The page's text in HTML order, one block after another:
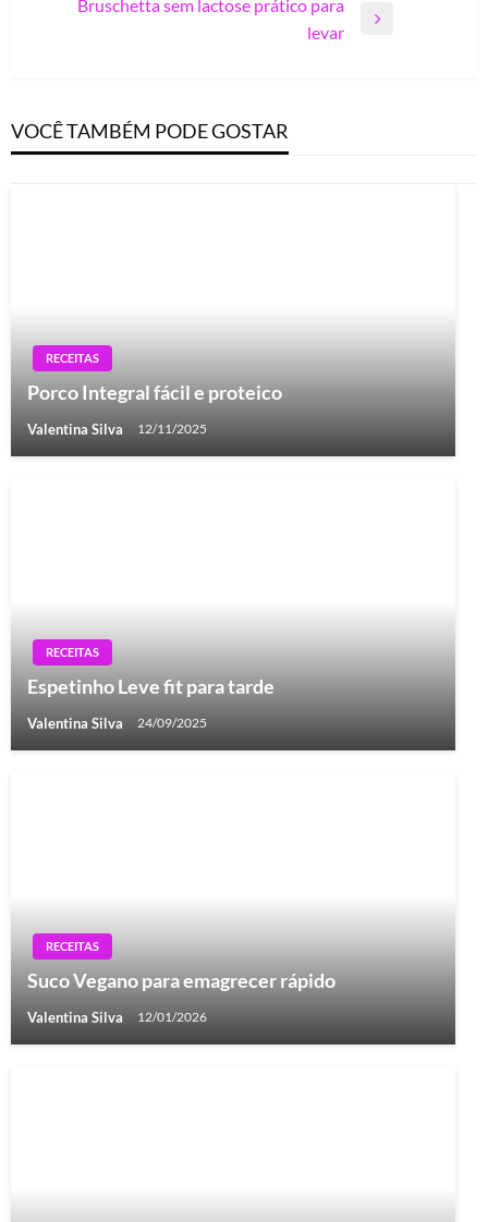
Bruschetta sem lactose prático para
levar
VOCÊ TAMBÉM PODE GOSTAR
RECEITAS
Porco Integral fácil e proteico
Valentina Silva 12/11/2025
RECEITAS
Espetinho Leve fit para tarde
Valentina Silva 24/09/2025
RECEITAS
Suco Vegano para emagrecer rápido
Valentina Silva 12/01/2026